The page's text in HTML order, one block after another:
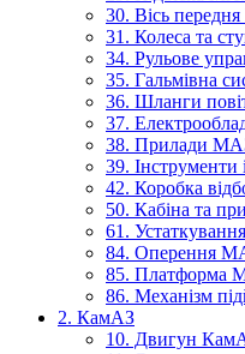
30. Вісь
31. Колеса та
34. Рульове
35. Гальмівна
36. Шланги
37.
38. Прилади
39.
42. Коробка
50. Кабіна та
61.
84. Оперення
85. Платформа
86. Механізм
2. КамАЗ
10. Двигун